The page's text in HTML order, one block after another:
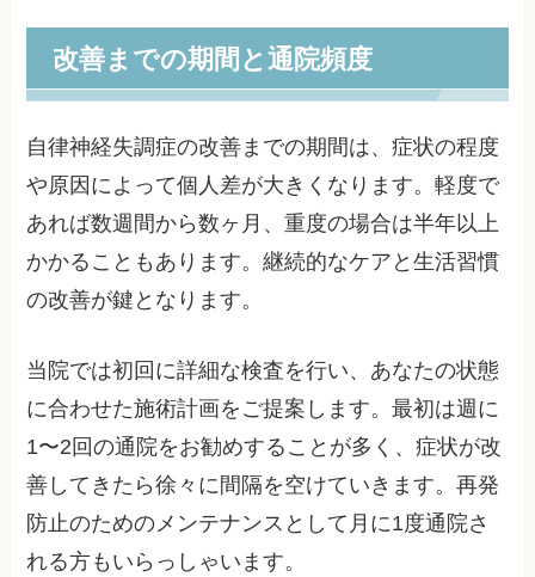
改善までの期間と通院頻度
自律神経失調症の改善までの期間は、症状の程度
や原因によって個人差が大きくなります。軽度で
あれば数週間から数ヶ月、重度の場合は半年以上
かかることもあります。継続的なケアと生活習慣
の改善が鍵となります。
当院では初回に詳細な検査を行い、あなたの状態
に合わせた施術計画をご提案します。最初は週に
1〜2回の通院をお勧めすることが多く、症状が改
善してきたら徐々に間隔を空けていきます。再発
防止のためのメンテナンスとして月に1度通院さ
れる方もいらっしゃいます。